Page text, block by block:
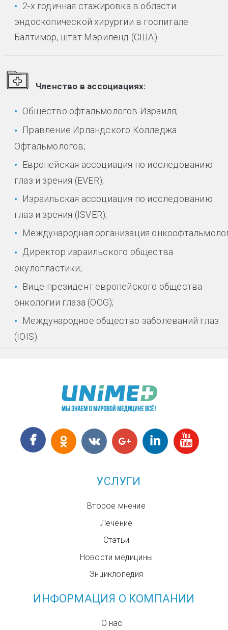
2-х годичная стажировка в области
эндоскопической хирургии в госпитале
Балтимор, штат Мэриленд (США).
Членство в ассоциациях:
Общество офтальмологов Израиля;
Правление Ирландского Колледжа
Офтальмологов;
Европейская ассоциация по исследованию
глаз и зрения (EVER);
Израильская ассоциация по исследованию
глаз и зрения (ISVER);
Международная организация
Директор израильского общества
окулопластики;
Вице-президент европейского общества
онкологии глаза (OOG);
Международное общество заболеваний глаз
(IOIS).
УСЛУГИ
Второе мнение
Лечение
Статьи
Новости медицины
Энциклопедия
ИНФОРМАЦИЯ О КОМПАНИИ
О нас